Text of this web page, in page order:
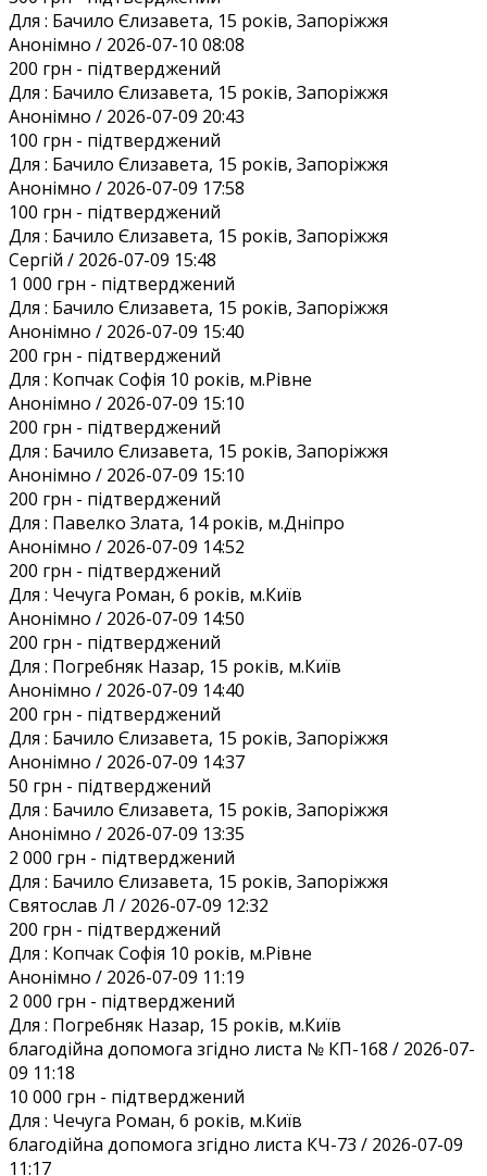
Для : Бачило Єлизавета, 15 років, Запоріжжя
Анонiмно / 2026-07-10 08:08
200 грн - підтверджений
Для : Бачило Єлизавета, 15 років, Запоріжжя
Анонiмно / 2026-07-09 20:43
100 грн - підтверджений
Для : Бачило Єлизавета, 15 років, Запоріжжя
Анонiмно / 2026-07-09 17:58
100 грн - підтверджений
Для : Бачило Єлизавета, 15 років, Запоріжжя
Сергій / 2026-07-09 15:48
1 000 грн - підтверджений
Для : Бачило Єлизавета, 15 років, Запоріжжя
Анонiмно / 2026-07-09 15:40
200 грн - підтверджений
Для : Копчак Софія 10 років, м.Рівне
Анонiмно / 2026-07-09 15:10
200 грн - підтверджений
Для : Бачило Єлизавета, 15 років, Запоріжжя
Анонiмно / 2026-07-09 15:10
200 грн - підтверджений
Для : Павелко Злата, 14 років, м.Дніпро
Анонiмно / 2026-07-09 14:52
200 грн - підтверджений
Для : Чечуга Роман, 6 років, м.Київ
Анонiмно / 2026-07-09 14:50
200 грн - підтверджений
Для : Погребняк Назар, 15 років, м.Київ
Анонiмно / 2026-07-09 14:40
200 грн - підтверджений
Для : Бачило Єлизавета, 15 років, Запоріжжя
Анонiмно / 2026-07-09 14:37
50 грн - підтверджений
Для : Бачило Єлизавета, 15 років, Запоріжжя
Анонiмно / 2026-07-09 13:35
2 000 грн - підтверджений
Для : Бачило Єлизавета, 15 років, Запоріжжя
Святослав Л / 2026-07-09 12:32
200 грн - підтверджений
Для : Копчак Софія 10 років, м.Рівне
Анонiмно / 2026-07-09 11:19
2 000 грн - підтверджений
Для : Погребняк Назар, 15 років, м.Київ
благодійна допомога згідно листа № КП-168 / 2026-07-
09 11:18
10 000 грн - підтверджений
Для : Чечуга Роман, 6 років, м.Київ
благодійна допомога згідно листа КЧ-73 / 2026-07-09
11:17